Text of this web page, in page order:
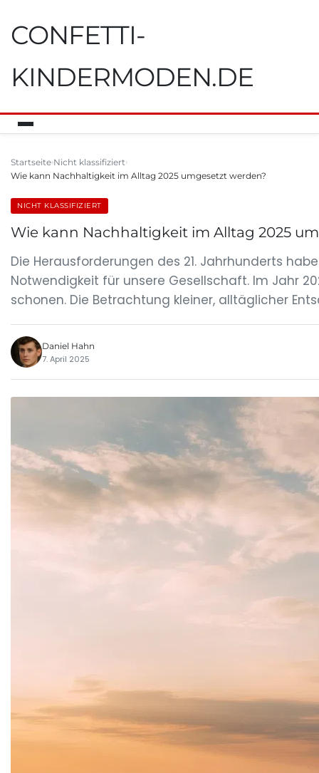
CONFETTI-
KINDERMODEN.DE
Startseite Nicht klassifiziert
Wie kann Nachhaltigkeit im Alltag 2025 umgesetzt werden?
NICHT KLASSIFIZIERT
Wie kann Nachhaltigkeit im Alltag 2025
Die Herausforderungen des 21. Jahrhunderts
Notwendigkeit für unsere Gesellschaft. Im Jahr
schonen. Die Betrachtung kleiner, alltäglicher
Daniel Hahn
7. April 2025